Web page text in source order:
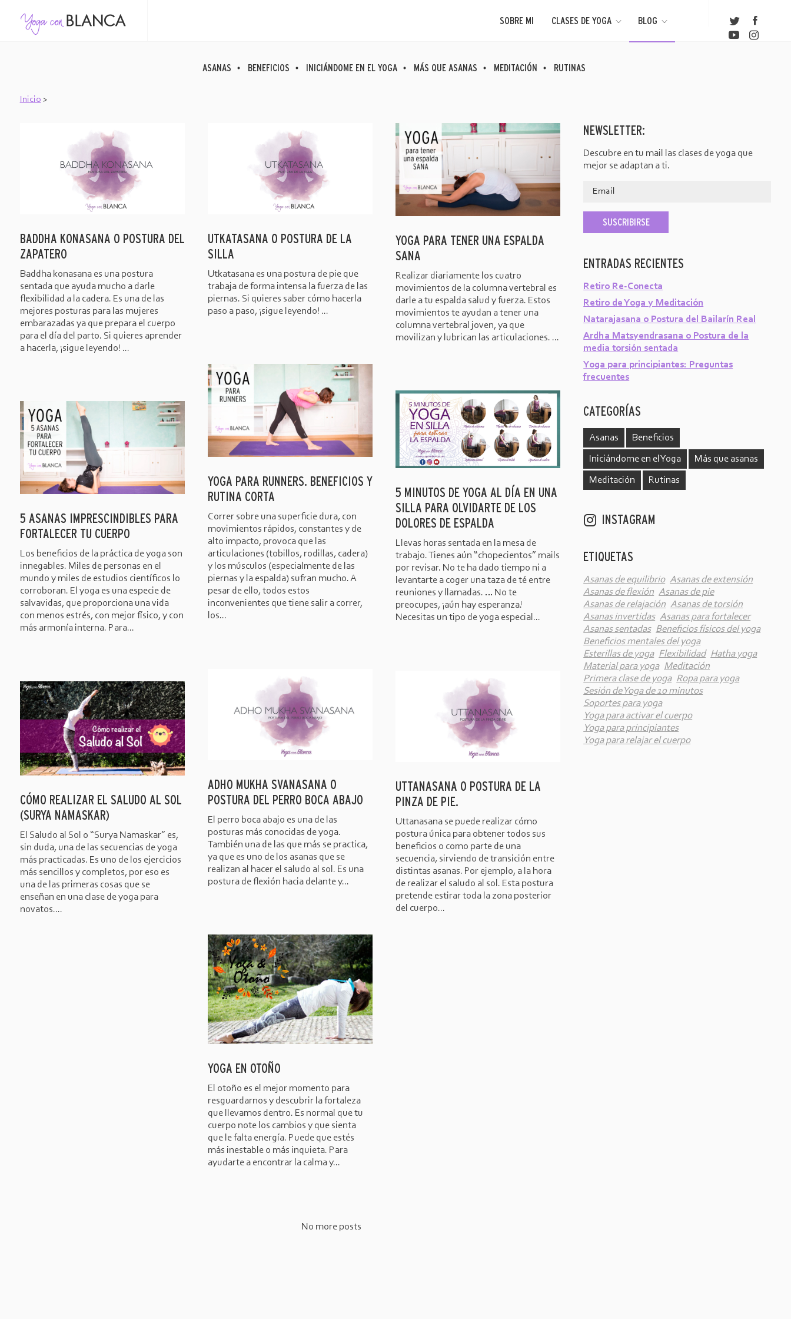
SOBRE MI CLASES DE YOGA BLOG
ASANAS BENEFICIOS INICIÁNDOME EN EL YOGA MÁS QUE ASANAS MEDITACIÓN RUTINAS
Inicio >
BADDHA KONASANA O POSTURA DEL
ZAPATERO
Baddha konasana es una postura
sentada que ayuda mucho a darle
flexibilidad a la cadera. Es una de las
mejores posturas para las mujeres
embarazadas ya que prepara el cuerpo
para el día del parto. Si quieres aprender
a hacerla, ¡sigue leyendo! ...
UTKATASANA O POSTURA DE LA
SILLA
Utkatasana es una postura de pie que
trabaja de forma intensa la fuerza de las
piernas. Si quieres saber cómo hacerla
paso a paso, ¡sigue leyendo! ...
YOGA PARA TENER UNA ESPALDA
SANA
Realizar diariamente los cuatro
movimientos de la columna vertebral es
darle a tu espalda salud y fuerza. Estos
movimientos te ayudan a tener una
columna vertebral joven, ya que
movilizan y lubrican las articulaciones. ...
YOGA PARA RUNNERS. BENEFICIOS Y
RUTINA CORTA
Correr sobre una superficie dura, con
movimientos rápidos, constantes y de
alto impacto, provoca que las
articulaciones (tobillos, rodillas, cadera)
y los músculos (especialmente de las
piernas y la espalda) sufran mucho. A
pesar de ello, todos estos
inconvenientes que tiene salir a correr,
los...
5 MINUTOS DE YOGA AL DÍA EN UNA
SILLA PARA OLVIDARTE DE LOS
DOLORES DE ESPALDA
Llevas horas sentada en la mesa de
trabajo. Tienes aún “chopecientos” mails
por revisar. No te ha dado tiempo ni a
levantarte a coger una taza de té entre
reuniones y llamadas. … No te
preocupes, ¡aún hay esperanza!
Necesitas un tipo de yoga especial...
5 ASANAS IMPRESCINDIBLES PARA
FORTALECER TU CUERPO
Los beneficios de la práctica de yoga son
innegables. Miles de personas en el
mundo y miles de estudios científicos lo
corroboran. El yoga es una especie de
salvavidas, que proporciona una vida
con menos estrés, con mejor físico, y con
más armonía interna. Para...
ADHO MUKHA SVANASANA O
POSTURA DEL PERRO BOCA ABAJO
El perro boca abajo es una de las
posturas más conocidas de yoga.
También una de las que más se practica,
ya que es uno de los asanas que se
realizan al hacer el saludo al sol. Es una
postura de flexión hacia delante y...
UTTANASANA O POSTURA DE LA
PINZA DE PIE.
Uttanasana se puede realizar cómo
postura única para obtener todos sus
beneficios o como parte de una
secuencia, sirviendo de transición entre
distintas asanas. Por ejemplo, a la hora
de realizar el saludo al sol. Esta postura
pretende estirar toda la zona posterior
del cuerpo...
CÓMO REALIZAR EL SALUDO AL SOL
(SURYA NAMASKAR)
El Saludo al Sol o “Surya Namaskar” es,
sin duda, una de las secuencias de yoga
más practicadas. Es uno de los ejercicios
más sencillos y completos, por eso es
una de las primeras cosas que se
enseñan en una clase de yoga para
novatos....
YOGA EN OTOÑO
El otoño es el mejor momento para
resguardarnos y descubrir la fortaleza
que llevamos dentro. Es normal que tu
cuerpo note los cambios y que sienta
que le falta energía. Puede que estés
más inestable o más inquieta. Para
ayudarte a encontrar la calma y...
No more posts
NEWSLETTER:
Descubre en tu mail las clases de yoga que
mejor se adaptan a ti.
ENTRADAS RECIENTES
Retiro Re-Conecta
Retiro de Yoga y Meditación
Natarajasana o Postura del Bailarín Real
Ardha Matsyendrasana o Postura de la
media torsión sentada
Yoga para principiantes: Preguntas
frecuentes
CATEGORÍAS
Asanas Beneficios
Iniciándome en el Yoga Más que asanas
Meditación Rutinas
INSTAGRAM
ETIQUETAS
Asanas de equilibrio Asanas de extensión
Asanas de flexión Asanas de pie
Asanas de relajación Asanas de torsión
Asanas invertidas Asanas para fortalecer
Asanas sentadas Beneficios físicos del yoga
Beneficios mentales del yoga
Esterillas de yoga Flexibilidad Hatha yoga
Material para yoga Meditación
Primera clase de yoga Ropa para yoga
Sesión de Yoga de 10 minutos
Soportes para yoga
Yoga para activar el cuerpo
Yoga para principiantes
Yoga para relajar el cuerpo